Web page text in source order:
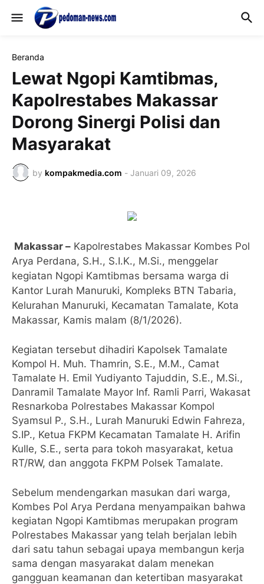
Beranda
Lewat Ngopi Kamtibmas,
Kapolrestabes Makassar
Dorong Sinergi Polisi dan
Masyarakat
by kompakmedia.com - Januari 09, 2026
Makassar – Kapolrestabes Makassar Kombes Pol
Arya Perdana, S.H., S.I.K., M.Si., menggelar
kegiatan Ngopi Kamtibmas bersama warga di
Kantor Lurah Manuruki, Kompleks BTN Tabaria,
Kelurahan Manuruki, Kecamatan Tamalate, Kota
Makassar, Kamis malam (8/1/2026).
Kegiatan tersebut dihadiri Kapolsek Tamalate
Kompol H. Muh. Thamrin, S.E., M.M., Camat
Tamalate H. Emil Yudiyanto Tajuddin, S.E., M.Si.,
Danramil Tamalate Mayor Inf. Ramli Parri, Wakasat
Resnarkoba Polrestabes Makassar Kompol
Syamsul P., S.H., Lurah Manuruki Edwin Fahreza,
S.IP., Ketua FKPM Kecamatan Tamalate H. Arifin
Kulle, S.E., serta para tokoh masyarakat, ketua
RT/RW, dan anggota FKPM Polsek Tamalate.
Sebelum mendengarkan masukan dari warga,
Kombes Pol Arya Perdana menyampaikan bahwa
kegiatan Ngopi Kamtibmas merupakan program
Polrestabes Makassar yang telah berjalan lebih
dari satu tahun sebagai upaya membangun kerja
sama dengan masyarakat dalam menekan
gangguan keamanan dan ketertiban masyarakat